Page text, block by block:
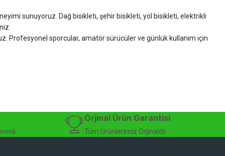
sunuyoruz. Dağ bisikleti, şehir bisikleti, yol bisikleti, elektrikli
Profesyonel sporcular, amatör sürücüler ve günlük kullanım için
Orjinal Ürün Garantisi
Tüm Ürünlerimiz Orjinaldir